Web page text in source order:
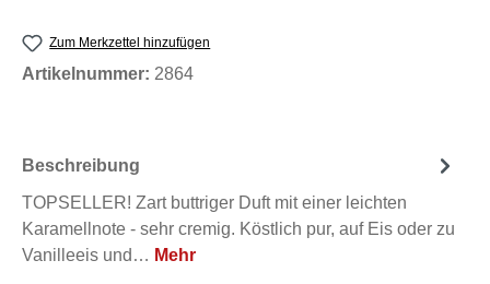
Zum Merkzettel hinzufügen
Artikelnummer: 2864
Beschreibung
TOPSELLER! Zart buttriger Duft mit einer leichten
Karamellnote - sehr cremig. Köstlich pur, auf Eis oder zu
Vanilleeis und… Mehr